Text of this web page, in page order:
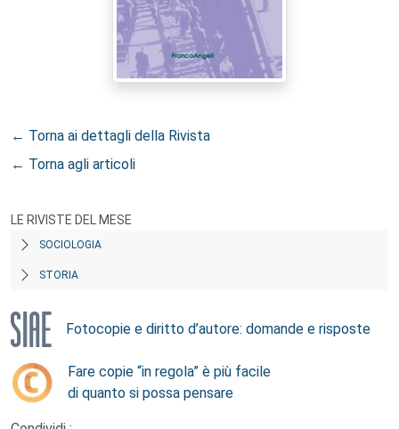
← Torna ai dettagli della Rivista
← Torna agli articoli
LE RIVISTE DEL MESE
SOCIOLOGIA
STORIA
Fotocopie e diritto d’autore: domande e risposte
Fare copie “in regola” è più facile
di quanto si possa pensare